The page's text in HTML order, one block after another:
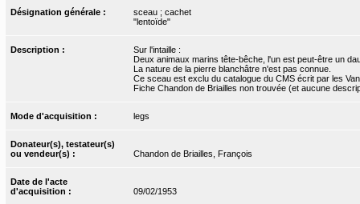
Désignation générale :
sceau ; cachet
"lentoïde"
Description :
Sur l'intaille :
Deux animaux marins tête-bêche, l'un est peut-être un
La nature de la pierre blanchâtre n'est pas connue.
Ce sceau est exclu du catalogue du CMS écrit par les
Fiche Chandon de Briailles non trouvée (et aucune
Mode d'acquisition : legs
Donateur(s), testateur(s)
ou vendeur(s) :
Chandon de Briailles, François
Date de l'acte
d'acquisition :
09/02/1953